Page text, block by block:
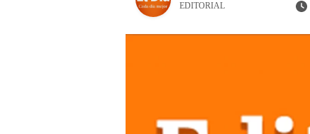
EDITORIAL